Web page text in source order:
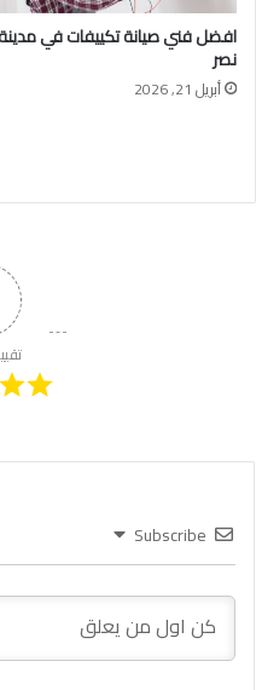
افضل فني صيانة تكييفات في
نصر
أبريل 21, 2026
Subscribe